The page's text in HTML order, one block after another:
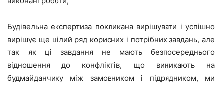
Будівельна експертиза покликана вирішувати і успішно
вирішує ще цілий ряд корисних і потрібних завдань, але
так як ці завдання не мають безпосереднього
відношення до конфліктів, що виникають на
будмайданчику між замовником і підрядником, ми